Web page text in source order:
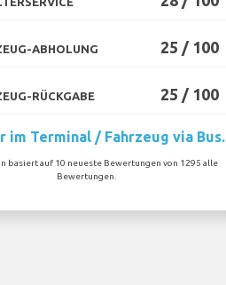
ABHOLUNG 25 / 100
RÜCKGABE 25 / 100
im Terminal / Fahrzeug via Bus.
basiert auf 10 neueste Bewertungen von 1295 alle
Bewertungen.